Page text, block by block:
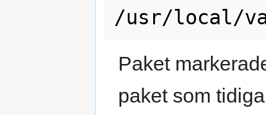
Paket
paket som